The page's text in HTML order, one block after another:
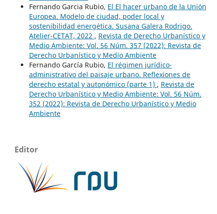
Fernando Garcia Rubio, El El hacer urbano de la Unión
Europea. Modelo de ciudad, poder local y
sostenibilidad energética. Susana Galera Rodrigo.
Atelier-CETAT, 2022 , Revista de Derecho Urbanístico y
Medio Ambiente: Vol. 56 Núm. 357 (2022): Revista de
Derecho Urbanístico y Medio Ambiente
Fernando García Rubio, El régimen jurídico-
administrativo del paisaje urbano. Reflexiones de
derecho estatal y autonómico (parte 1) , Revista de
Derecho Urbanístico y Medio Ambiente: Vol. 56 Núm.
352 (2022): Revista de Derecho Urbanístico y Medio
Ambiente
Editor